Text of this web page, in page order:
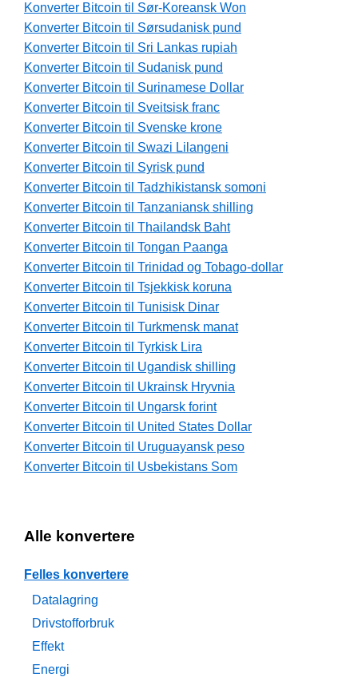
Konverter Bitcoin til Sør-Koreansk Won
Konverter Bitcoin til Sørsudanisk pund
Konverter Bitcoin til Sri Lankas rupiah
Konverter Bitcoin til Sudanisk pund
Konverter Bitcoin til Surinamese Dollar
Konverter Bitcoin til Sveitsisk franc
Konverter Bitcoin til Svenske krone
Konverter Bitcoin til Swazi Lilangeni
Konverter Bitcoin til Syrisk pund
Konverter Bitcoin til Tadzhikistansk somoni
Konverter Bitcoin til Tanzaniansk shilling
Konverter Bitcoin til Thailandsk Baht
Konverter Bitcoin til Tongan Paanga
Konverter Bitcoin til Trinidad og Tobago-dollar
Konverter Bitcoin til Tsjekkisk koruna
Konverter Bitcoin til Tunisisk Dinar
Konverter Bitcoin til Turkmensk manat
Konverter Bitcoin til Tyrkisk Lira
Konverter Bitcoin til Ugandisk shilling
Konverter Bitcoin til Ukrainsk Hryvnia
Konverter Bitcoin til Ungarsk forint
Konverter Bitcoin til United States Dollar
Konverter Bitcoin til Uruguayansk peso
Konverter Bitcoin til Usbekistans Som
Alle konvertere
Felles konvertere
Datalagring
Drivstofforbruk
Effekt
Energi